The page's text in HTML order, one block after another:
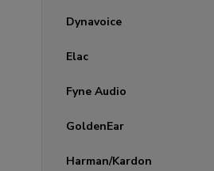
Dynavoice
Elac
Fyne Audio
GoldenEar
Harman/Kardon